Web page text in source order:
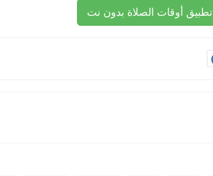
تطبيق أوقات الصلاة بدون نت